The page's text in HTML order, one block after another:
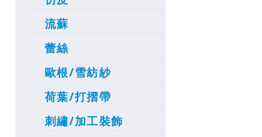
流蘇
蕾絲
歐根/雪紡紗
荷葉/打摺帶
刺繡/加工裝飾